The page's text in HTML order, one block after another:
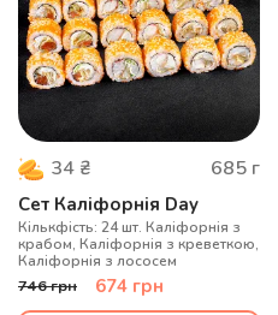
34 ₴ 685 г
Сет Каліфорнія Day
Кількфість: 24 шт. Каліфорнія з
крабом, Каліфорнія з креветкою,
Каліфорнія з лососем
746грн 674 грн